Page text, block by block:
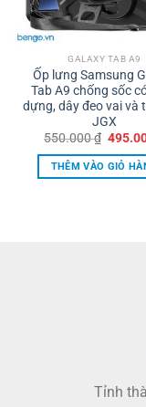
GALAXY TAB A9
Ốp lưng Samsung
Tab A9 chống sốc
dựng, dây đeo vai và
JGX
550.000₫ Giá
là:
THÊM VÀO GIỎ
Tỉnh